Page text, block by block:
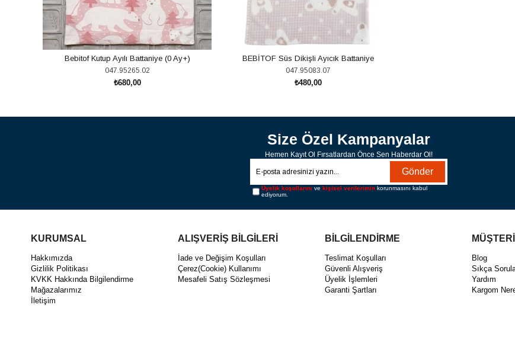
Bebitof Kutup Ayılı Battaniye (0 Ay+)
047.95265.02
₺680,00
BEBİTOF Süs Dikişli Ayıcık Battaniye
047.95083.07
₺480,00
Size Özel Kampanyalar
Hemen Kayıt Ol Fırsatlardan Önce Sen Haberdar Ol!
Gönder
Üyelik koşullarını ve kişisel verilerimin korunmasını kabul
ediyorum.
KURUMSAL
Hakkımızda
Gizlilik Politikası
KVKK Hakkında Bilgilendirme
Mağazalarımız
İletişim
ALIŞVERİŞ BİLGİLERİ
İade ve Değişim Koşulları
Çerez(Cookie) Kullanımı
Mesafeli Satış Sözleşmesi
BİLGİLENDİRME
Teslimat Koşulları
Güvenli Alışveriş
Üyelik İşlemleri
Garanti Şartları
Blog
Sıkça
Yardım
Kargom